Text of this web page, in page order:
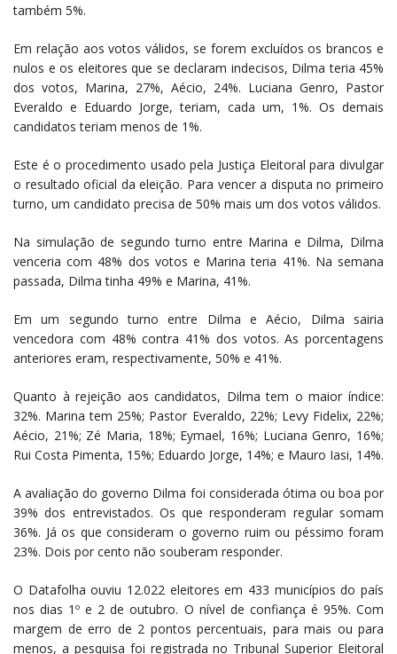
também 5%.
Em relação aos votos válidos, se forem excluídos os brancos e
nulos e os eleitores que se declaram indecisos, Dilma teria 45%
dos votos, Marina, 27%, Aécio, 24%. Luciana Genro, Pastor
Everaldo e Eduardo Jorge, teriam, cada um, 1%. Os demais
candidatos teriam menos de 1%.
Este é o procedimento usado pela Justiça Eleitoral para divulgar
o resultado oficial da eleição. Para vencer a disputa no primeiro
turno, um candidato precisa de 50% mais um dos votos válidos.
Na simulação de segundo turno entre Marina e Dilma, Dilma
venceria com 48% dos votos e Marina teria 41%. Na semana
passada, Dilma tinha 49% e Marina, 41%.
Em um segundo turno entre Dilma e Aécio, Dilma sairia
vencedora com 48% contra 41% dos votos. As porcentagens
anteriores eram, respectivamente, 50% e 41%.
Quanto à rejeição aos candidatos, Dilma tem o maior índice:
32%. Marina tem 25%; Pastor Everaldo, 22%; Levy Fidelix, 22%;
Aécio, 21%; Zé Maria, 18%; Eymael, 16%; Luciana Genro, 16%;
Rui Costa Pimenta, 15%; Eduardo Jorge, 14%; e Mauro Iasi, 14%.
A avaliação do governo Dilma foi considerada ótima ou boa por
39% dos entrevistados. Os que responderam regular somam
36%. Já os que consideram o governo ruim ou péssimo foram
23%. Dois por cento não souberam responder.
O Datafolha ouviu 12.022 eleitores em 433 municípios do país
nos dias 1º e 2 de outubro. O nível de confiança é 95%. Com
margem de erro de 2 pontos percentuais, para mais ou para
menos, a pesquisa foi registrada no Tribunal Superior Eleitoral